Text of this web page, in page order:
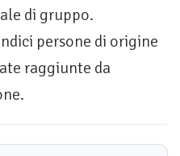
di gruppo.
persone di origine
raggiunte da